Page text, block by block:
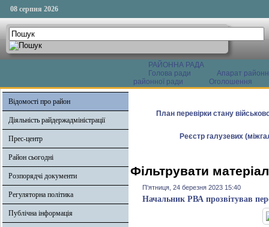
08 серпня 2026
РАЙОННА РАДА
Голова ради
Апарат
районної ради
Оголошення
Відомості про район
Діяльність райдержадміністрації
Прес-центр
Район сьогодні
Розпорядчі документи
Регуляторна політика
Публічна інформація
План перевірки стану
Реєстр галузевих
Фільтрувати
П'ятниця, 24 березня 2023 15:40
Начальник РВА прозвітував